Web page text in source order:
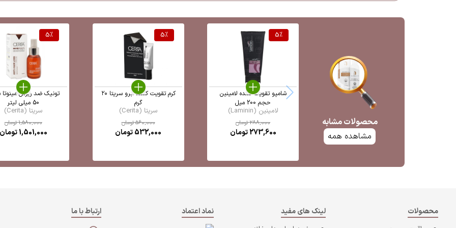
محصولات مشابه
مشاهده همه
5%
شامپو تقویت کننده لامینین
حجم 200 میل
لامینین (Laminin)
288,000تومان
273,600تومان
5%
کرم تقویت کننده ابرو سریتا ۲۰
گرم
سریتا (Cerita)
560,000تومان
532,000تومان
5%
تونیک ضد ریزش مینوتا
50 میلی لیتر
سریتا (Cerita)
1,580,000تومان
1,501,000تومان
محصولات
لینک های مفید
نماد اعتماد
ارتباط با ما